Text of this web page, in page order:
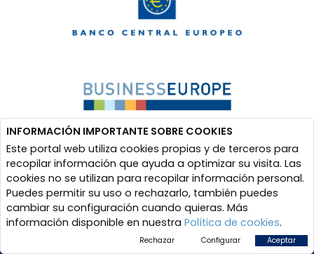
INFORMACIÓN IMPORTANTE SOBRE COOKIES
Este portal web utiliza cookies propias y de terceros para
recopilar información que ayuda a optimizar su visita. Las
cookies no se utilizan para recopilar información personal.
Puedes permitir su uso o rechazarlo, también puedes
cambiar su configuración cuando quieras. Más
información disponible en nuestra Política de cookies.
Rechazar Configurar Aceptar